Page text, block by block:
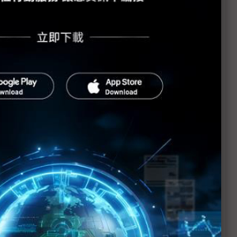
鬆綁 盤點NVIDIA 2025年十大
業者估未來5~10年中國將竄出多家
美國製造業景氣連9個月衰退
價格增3成 NVIDIA「清庫存」仍
生產破千萬輛 HEV需求強勁跨越